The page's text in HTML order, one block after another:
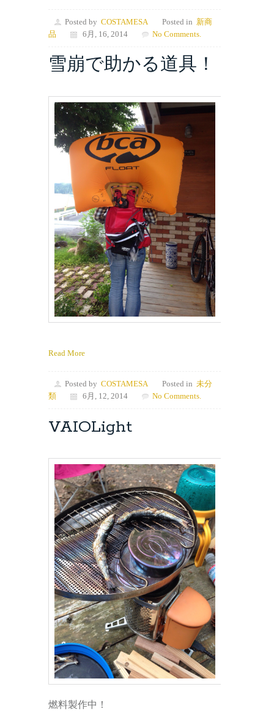
Posted by COSTAMESA Posted in 新商
品
6月, 16, 2014 No Comments.
雪崩で助かる道具！
Read More
Posted by COSTAMESA Posted in 未分
類
6月, 12, 2014 No Comments.
VAIOLight
燃料製作中！